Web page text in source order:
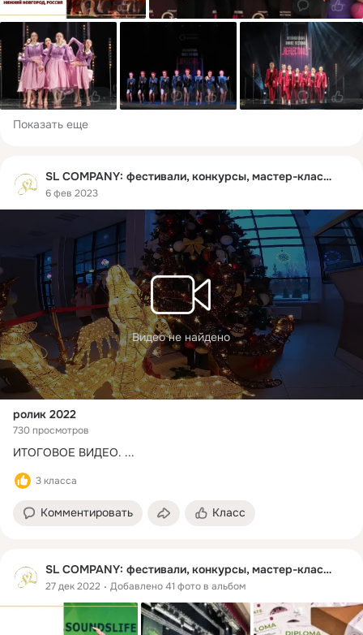
0 1 0
0 1 0 0 0 0
Показать еще
SL COMPANY: фестивали, конкурсы, мастер-классы
6 фев 2023
Видео не найдено
ролик 2022
730 просмотров
ИТОГОВОЕ ВИДЕО. ...
3 класса
Комментировать Класс
SL COMPANY: фестивали, конкурсы, мастер-классы
27 дек 2022 Добавлено 41 фото в альбом